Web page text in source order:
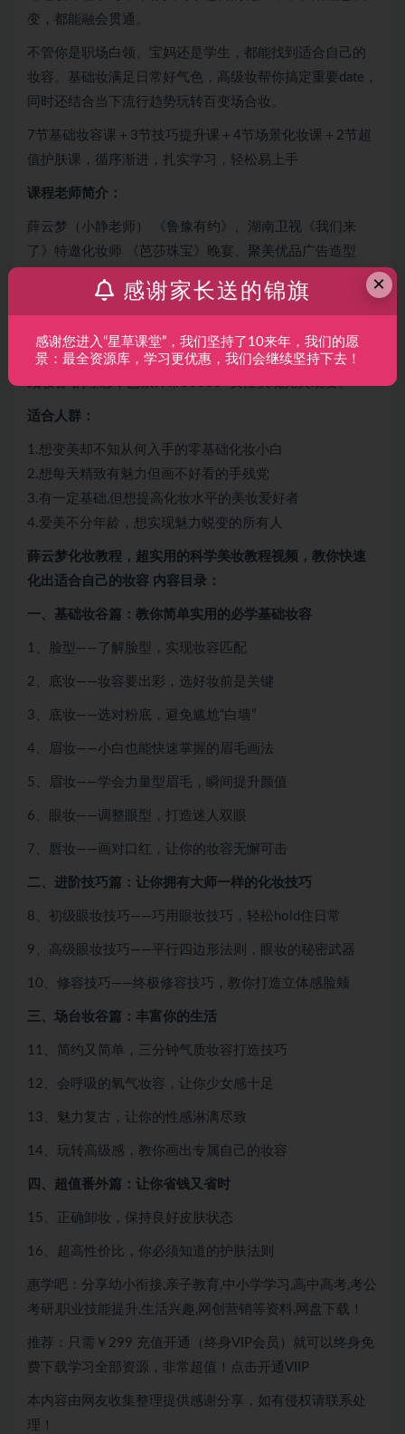
变，都能融会贯通。
不管你是职场白领、宝妈还是学生，都能找到适合自己的
妆容。基础妆满足日常好气色，高级妆帮你搞定重要date，
同时还结合当下流行趋势玩转百变场合妆。
7节基础妆容课＋3节技巧提升课＋4节场景化妆课＋2节超
值护肤课，循序渐进，扎实学习，轻松易上手
课程老师简介：
薛云梦（小静老师） 《鲁豫有约》、湖南卫视《我们来
了》特邀化妆师 《芭莎珠宝》晚宴、聚美优品广告造型
行美妆类约见导师第1名，线上线下上万个研究样本，让她
摸索出一套适合大众的科学美妆体系，通过 “适合自己、加
减妆容”的理念，已累计帮50000+女性实现完美蜕变。
适合人群：
1.想变美却不知从何入手的零基础化妆小白
2.想每天精致有魅力但画不好看的手残党
3.有一定基础,但想提高化妆水平的美妆爱好者
4.爱美不分年龄，想实现魅力蜕变的所有人
薛云梦化妆教程，超实用的科学美妆教程视频，教你快速
化出适合自己的妆容 内容目录：
一、基础妆谷篇：教你简单实用的必学基础妆容
1、脸型——了解脸型，实现妆容匹配
2、底妆——妆容要出彩，选好妆前是关键
3、底妆——选对粉底，避免尴尬“白墙”
4、眉妆——小白也能快速掌握的眉毛画法
5、眉妆——学会力量型眉毛，瞬间提升颜值
6、眼妆——调整眼型，打造迷人双眼
7、唇妆——画对口红，让你的妆容无懈可击
二、进阶技巧篇：让你拥有大师一样的化妆技巧
8、初级眼妆技巧——巧用眼妆技巧，轻松hold住日常
9、高级眼妆技巧——平行四边形法则，眼妆的秘密武器
10、修容技巧——终极修容技巧，教你打造立体感脸颊
三、场台妆谷篇：丰富你的生活
11、简约又简单，三分钟气质妆容打造技巧
12、会呼吸的氧气妆容，让你少女感十足
13、魅力复古，让你的性感淋漓尽致
14、玩转高级感，教你画出专属自己的妆容
四、超值番外篇：让你省钱又省时
15、正确卸妆，保持良好皮肤状态
16、超高性价比，你必须知道的护肤法则
惠学吧：分享幼小衔接,亲子教育,中小学学习,高中高考,考公
考研,职业技能提升,生活兴趣,网创营销等资料,网盘下载！
推荐：只需￥299 充值开通（终身VIP会员）就可以终身免
费下载学习全部资源，非常超值！点击开通VIIP
本内容由网友收集整理提供感谢分享，如有侵权请联系处
理！
×
感谢家长送的锦旗
感谢您进入“星草课堂”，我们坚持了10来年，我们的愿
景：最全资源库，学习更优惠，我们会继续坚持下去！